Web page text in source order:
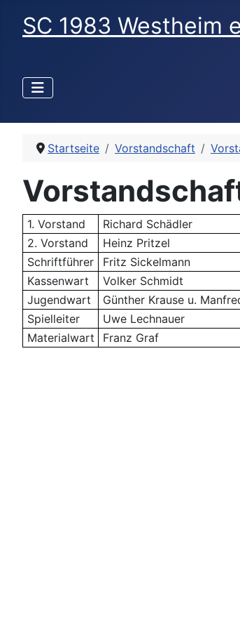
SC 1983 Westheim
Startseite Vorstandschaft
1. Vorstand
Richard Schädler
2. Vorstand
Heinz Pritzel
Schriftführer
Fritz Sickelmann
Kassenwart
Volker Schmidt
Jugendwart
Günther Krause u.
Spielleiter
Uwe Lechnauer
Materialwart
Franz Graf